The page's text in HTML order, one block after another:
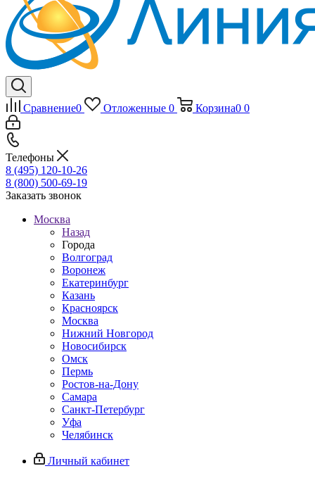
Сравнение0 Отложенные 0 Корзина0 0
Телефоны
8 (495) 120-10-26
8 (800) 500-69-19
Заказать звонок
Москва
Назад
Города
Волгоград
Воронеж
Екатеринбург
Казань
Красноярск
Москва
Нижний Новгород
Новосибирск
Омск
Пермь
Ростов-на-Дону
Самара
Санкт-Петербург
Уфа
Челябинск
Личный кабинет